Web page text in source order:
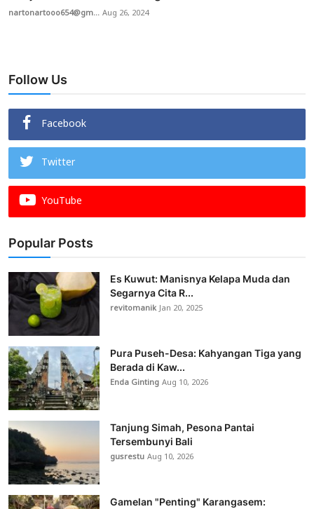
nartonartooo654@gm...Aug 26, 2024
Follow Us
Facebook
Twitter
YouTube
Popular Posts
Es Kuwut: Manisnya Kelapa Muda dan
Segarnya Cita R...
revitomanikJan 20, 2025
Pura Puseh-Desa: Kahyangan Tiga yang
Berada di Kaw...
Enda GintingAug 10, 2026
Tanjung Simah, Pesona Pantai
Tersembunyi Bali
gusrestuAug 10, 2026
Gamelan "Penting" Karangasem: